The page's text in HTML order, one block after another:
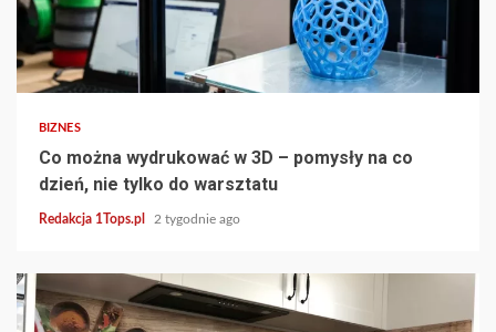
3 min read
BIZNES
Co można wydrukować w 3D – pomysły na co
dzień, nie tylko do warsztatu
Redakcja 1Tops.pl 2 tygodnie ago